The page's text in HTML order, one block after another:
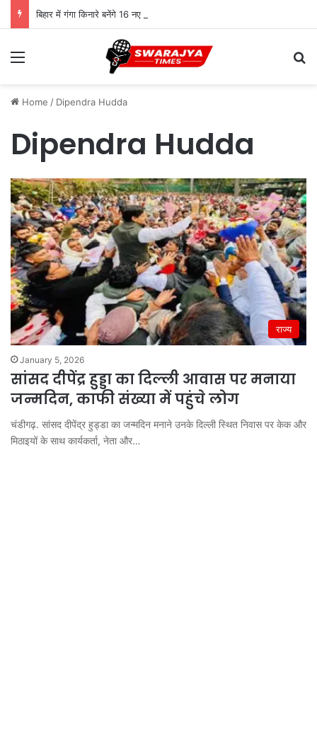
Menu
Home / Dipendra Hudda
Dipendra Hudda
राज्य
January 5, 2026
सांसद दीपेंद्र हुड्डा का दिल्ली आवास पर मनाया
जन्मदिन, काफी संख्या में पहुंचे लोग
चंडीगढ़. सांसद दीपेंद्र हुड्डा का जन्मदिन मनाने उनके दिल्ली स्थित निवास पर केक और
मिठाइयों के साथ कार्यकर्ता, नेता और…